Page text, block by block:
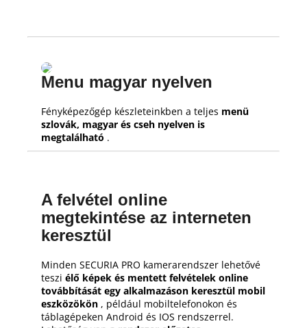
Menu magyar nyelven
Fényképezőgép készleteinkben a teljes menü
szlovák, magyar és cseh nyelven is
megtalálható .
A felvétel online
megtekintése az interneten
keresztül
Minden SECURIA PRO kamerarendszer lehetővé
teszi élő képek és mentett felvételek online
továbbítását egy alkalmazáson keresztül mobil
eszközökön , például mobiltelefonokon és
táblagépeken Android és IOS rendszerrel.